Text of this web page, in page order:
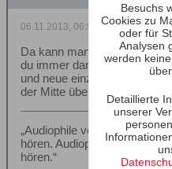
06.11.2013, 06:53
Da kann man nur raten.
du immer daran denkst, ist
und neue einzuleimen.
der Mitte überlappend
„Audiophile verwenden ihre
hören. Audiophile
hören.“
Besuchs
Cookies zu
oder für
Analysen
werden
Detaillierte
unserer